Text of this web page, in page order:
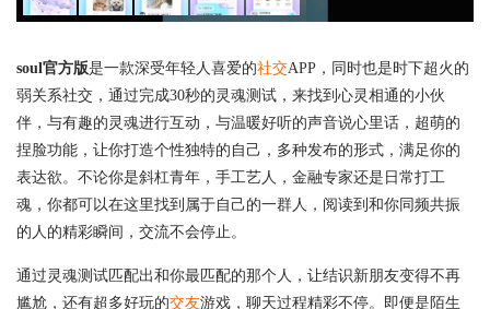
soul官方版是一款深受年轻人喜爱的社交APP，同时也是时下超火的
弱关系社交，通过完成30秒的灵魂测试，来找到心灵相通的小伙
伴，与有趣的灵魂进行互动，与温暖好听的声音说心里话，超萌的
捏脸功能，让你打造个性独特的自己，多种发布的形式，满足你的
表达欲。不论你是斜杠青年，手工艺人，金融专家还是日常打工
魂，你都可以在这里找到属于自己的一群人，阅读到和你同频共振
的人的精彩瞬间，交流不会停止。
通过灵魂测试匹配出和你最匹配的那个人，让结识新朋友变得不再
尴尬，还有超多好玩的交友游戏，聊天过程精彩不停。即便是陌生